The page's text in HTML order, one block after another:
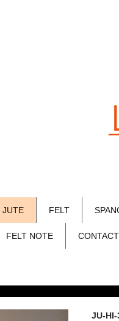
JUTE FELT
FELT NOTE CONTACT
JU-HI-